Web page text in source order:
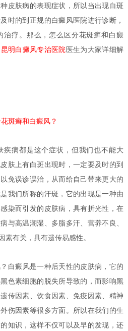
皮肤病的表现症状，所以当出现白斑
时的到正规的白癜风医院进行诊断，
治疗。那么，怎么区分花斑癣和白癜
昆明白癜风专治医院 医生为大家详细解
斑癣和白癜风？
病都是这个症状，但我们也不能大
肤上有白斑出现时，一定要及时的到
免误诊误治，从而给自己带来更大的
我们所称的汗斑，它的出现是一种由
染而引发的皮肤病，具有折光性，在
与高温潮湿、多脂多汗、营养不良、
素有关，具有遗传易感性。
白癜风是一种后天性的皮肤病，它的
色素细胞的脱失所导致的，而影响黑
传因素、饮食因素、免疫因素、精神
伤因素等很多方面。所以在我们的生
知识，这样不仅可以及早的发现，还